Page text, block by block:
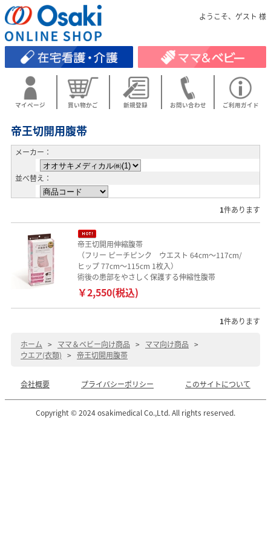
ようこそ、ゲスト 様
マイページ 買い物かご 新規登録 お問い合わせ ご利用ガイド
帝王切開用腹帯
メーカー：
並べ替え：
1件あります
帝王切開用伸縮腹帯
（フリー ピーチピンク ウエスト 64cm～117cm/
ヒップ 77cm～115cm 1枚入）
術後の患部をやさしく保護する伸縮性腹帯
￥2,550(税込)
1件あります
ホーム > ママ＆ベビー向け商品 > ママ向け商品 >
ウエア(衣類) > 帝王切開用腹帯
会社概要 プライバシーポリシー このサイトについて
Copyright © 2024 osakimedical Co.,Ltd. All rights reserved.